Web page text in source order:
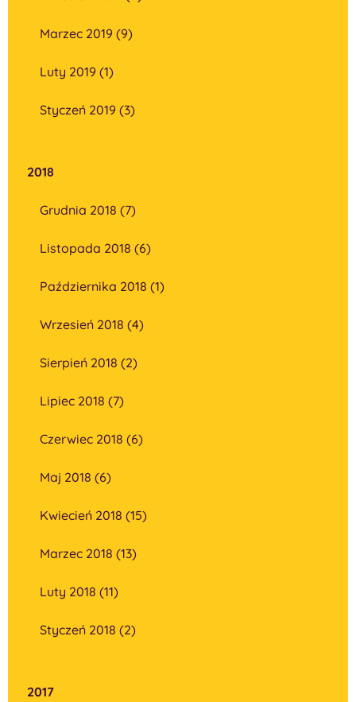
Marzec 2019 (9)
Luty 2019 (1)
Styczeń 2019 (3)
2018
Grudnia 2018 (7)
Listopada 2018 (6)
Października 2018 (1)
Wrzesień 2018 (4)
Sierpień 2018 (2)
Lipiec 2018 (7)
Czerwiec 2018 (6)
Maj 2018 (6)
Kwiecień 2018 (15)
Marzec 2018 (13)
Luty 2018 (11)
Styczeń 2018 (2)
2017